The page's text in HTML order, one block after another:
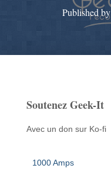
Published by
Soutenez Geek-It
Avec un don sur Ko-fi
1000 Amps